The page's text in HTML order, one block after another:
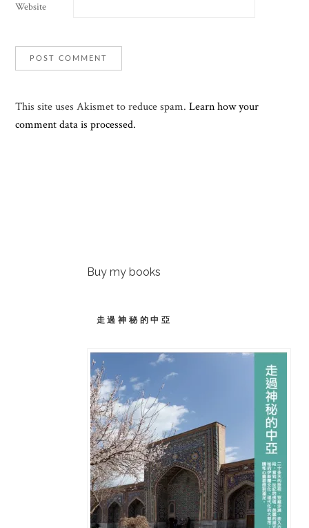
Website
This site uses Akismet to reduce spam.Learn how your
comment data is processed.
Buy my books
走過神秘的中亞